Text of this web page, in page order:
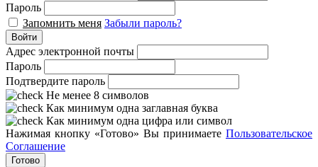
Пароль
Запомнить меня Забыли пароль?
Войти
Адрес электронной почты
Пароль
Подтвердите пароль
Не менее 8 символов
Как минимум одна заглавная буква
Как минимум одна цифра или символ
Нажимая кнопку «Готово» Вы принимаете Пользовательское
Соглашение
Готово